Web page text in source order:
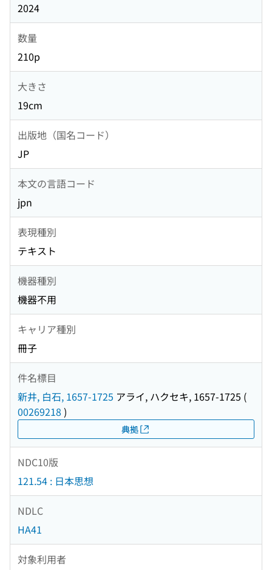
2024
数量
210p
大きさ
19cm
出版地（国名コード）
JP
本文の言語コード
jpn
表現種別
テキスト
機器種別
機器不用
キャリア種別
冊子
件名標目
新井, 白石, 1657-1725 アライ, ハクセキ, 1657-1725 (
00269218 )
典拠
NDC10版
121.54 : 日本思想
NDLC
HA41
対象利用者